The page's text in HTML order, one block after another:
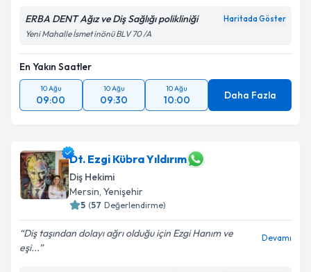
ERBA DENT Ağız ve Diş Sağlığı polikliniği Haritada Göster
Yeni Mahalle İsmet inönü BLV 70 /A
En Yakın Saatler
10 Ağu
09:00
10 Ağu
09:30
10 Ağu
10:00 Daha Fazla
Dt. Ezgi Kübra Yıldırım
Diş Hekimi
Mersin, Yenişehir
5 (57 Değerlendirme)
Diş taşından dolayı ağrı olduğu için Ezgi Hanım ve
eşi...
Devamı